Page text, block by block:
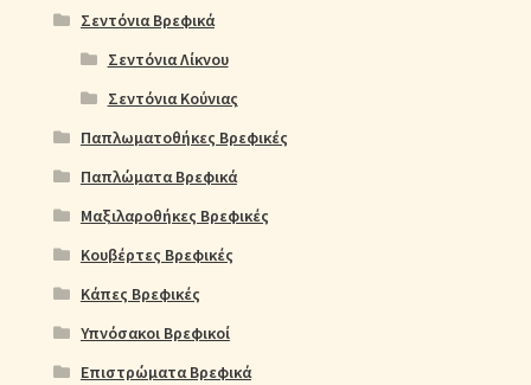
Σεντόνια Βρεφικά
Σεντόνια Λίκνου
Σεντόνια Κούνιας
Παπλωματοθήκες Βρεφικές
Παπλώματα Βρεφικά
Μαξιλαροθήκες Βρεφικές
Κουβέρτες Βρεφικές
Κάπες Βρεφικές
Υπνόσακοι Βρεφικοί
Επιστρώματα Βρεφικά